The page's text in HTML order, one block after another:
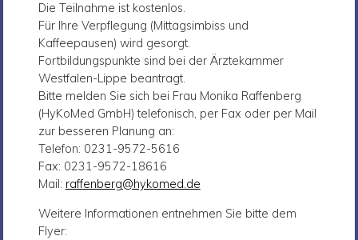
Die Teilnahme ist kostenlos.
Für Ihre Verpflegung (Mittagsimbiss und
Kaffeepausen) wird gesorgt.
Fortbildungspunkte sind bei der Ärztekammer
Westfalen-Lippe beantragt.
Bitte melden Sie sich bei Frau Monika Raffenberg
(HyKoMed GmbH) telefonisch, per Fax oder per Mail
zur besseren Planung an:
Telefon: 0231-9572-5616
Fax: 0231-9572-18616
Mail: raffenberg@hykomed.de
Weitere Informationen entnehmen Sie bitte dem
Flyer: